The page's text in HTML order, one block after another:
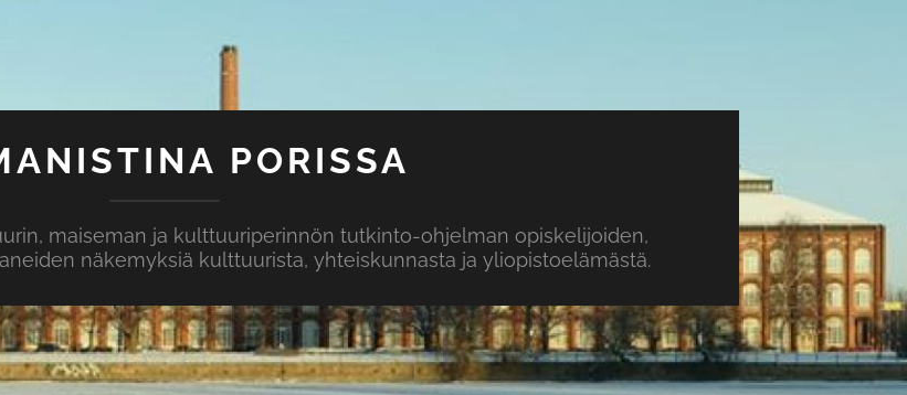
PORISSA
maiseman ja kulttuuriperinnön tutkinto-ohjelman opiskelijoiden,
näkemyksiä kulttuurista, yhteiskunnasta ja yliopistoelämästä.